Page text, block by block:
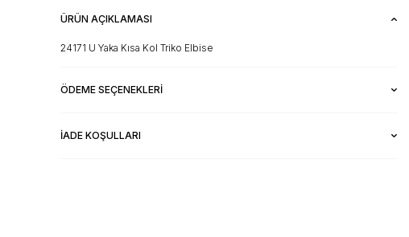
ÜRÜN AÇIKLAMASI
24171 U Yaka Kısa Kol Triko Elbise
ÖDEME SEÇENEKLERI
İADE KOŞULLARI